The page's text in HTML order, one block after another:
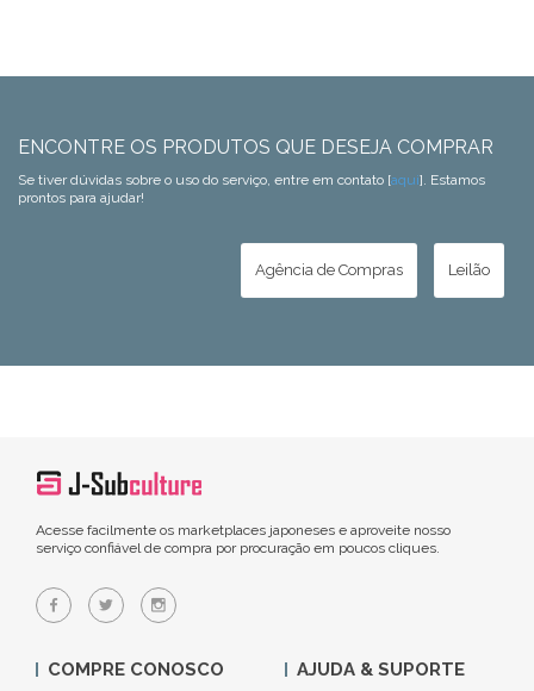
ENCONTRE OS PRODUTOS QUE DESEJA COMPRAR
Se tiver dúvidas sobre o uso do serviço, entre em contato [aqui]. Estamos
prontos para ajudar!
Agência de Compras Leilão
Acesse facilmente os marketplaces japoneses e aproveite nosso
serviço confiável de compra por procuração em poucos cliques.
COMPRE CONOSCO AJUDA & SUPORTE